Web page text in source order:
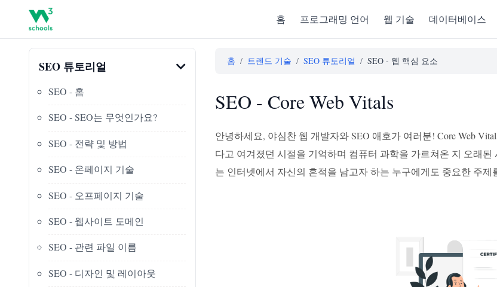
홈 프로그래밍 언어 웹 기술 데이터베이스
SEO 튜토리얼
SEO - 홈
SEO - SEO는 무엇인가요?
SEO - 전략 및 방법
SEO - 온페이지 기술
SEO - 오프페이지 기술
SEO - 웹사이트 도메인
SEO - 관련 파일 이름
SEO - 디자인 및 레이아웃
홈 / 트렌드 기술 / SEO 튜토리얼 / SEO - 웹 핵심 요소
SEO - Core Web Vitals
안녕하세요, 야심찬 웹 개발자와 SEO 애호가 여러분! Core Web
다고 여겨졌던 시절을 기억하며 컴퓨터 과학을 가르쳐온 지 오래
는 인터넷에서 자신의 흔적을 남고자 하는 누구에게도 중요한 주제